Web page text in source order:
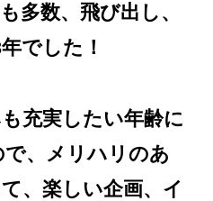
多数、飛び出し、
でした！
充実したい年齢に
、メリハリのあ
、楽しい企画、イ